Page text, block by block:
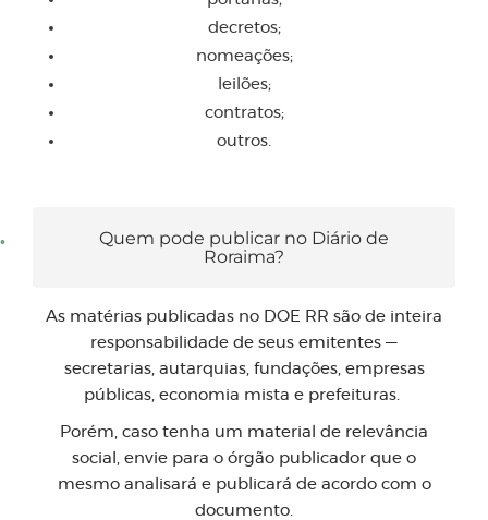
decretos;
nomeações;
leilões;
contratos;
outros.
Quem pode publicar no Diário de
Roraima?
As matérias publicadas no DOE RR são de inteira
responsabilidade de seus emitentes —
secretarias, autarquias, fundações, empresas
públicas, economia mista e prefeituras.
Porém, caso tenha um material de relevância
social, envie para o órgão publicador que o
mesmo analisará e publicará de acordo com o
documento.